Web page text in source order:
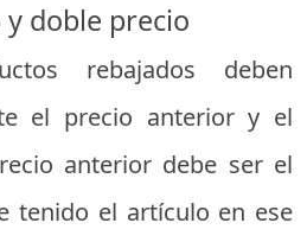
doble precio
rebajados deben
el precio anterior y el
anterior debe ser el
tenido el artículo en ese